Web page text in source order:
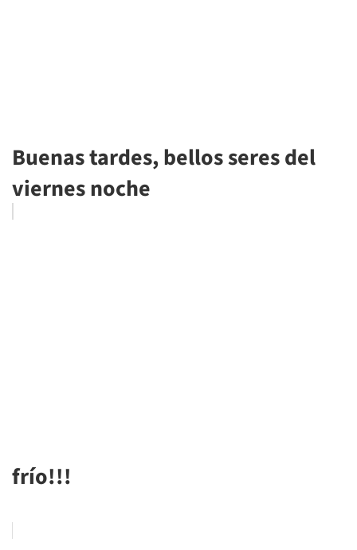
Buenas tardes, bellos seres del
viernes noche
frío!!!